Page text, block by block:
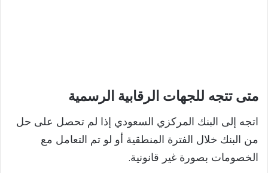
متى تتجه للجهات الرقابية الرسمية
اتجه إلى البنك المركزي السعودي إذا لم تحصل على حل
من البنك خلال الفترة المنطقية أو لو تم التعامل مع
الخصومات بصورة غير قانونية.